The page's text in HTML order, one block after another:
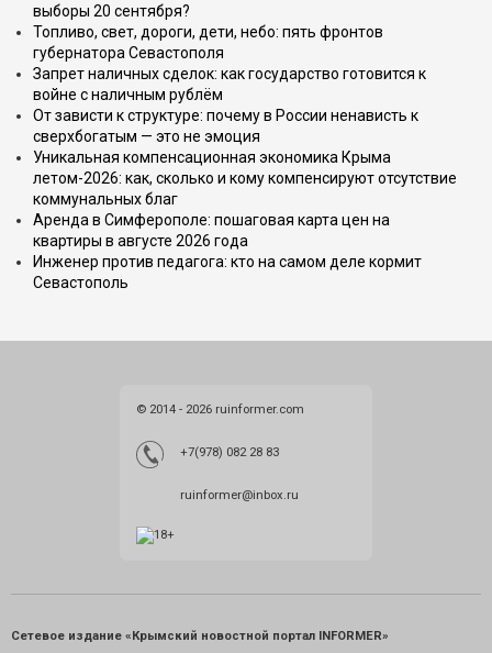
выборы 20 сентября?
Топливо, свет, дороги, дети, небо: пять фронтов
губернатора Севастополя
Запрет наличных сделок: как государство готовится к
войне с наличным рублём
От зависти к структуре: почему в России ненависть к
сверхбогатым — это не эмоция
Уникальная компенсационная экономика Крыма
летом-2026: как, сколько и кому компенсируют отсутствие
коммунальных благ
Аренда в Симферополе: пошаговая карта цен на
квартиры в августе 2026 года
Инженер против педагога: кто на самом деле кормит
Севастополь
© 2014 - 2026 ruinformer.com
+7(978) 082 28 83
ruinformer@inbox.ru
Сетевое издание «Крымский новостной портал INFORMER»